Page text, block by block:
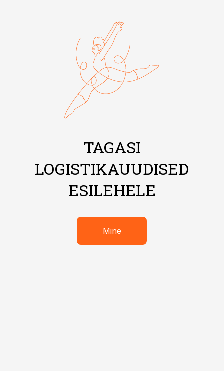
TAGASI
LOGISTIKAUUDISED
ESILEHELE
Mine